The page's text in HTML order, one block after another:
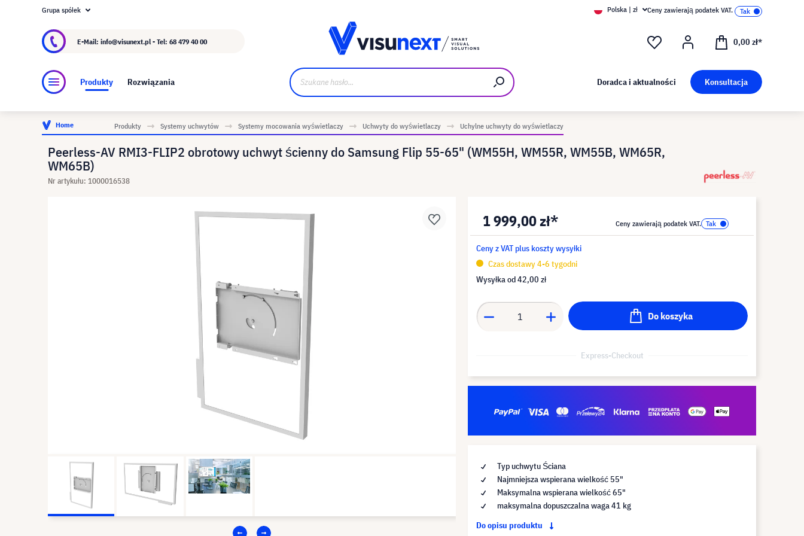
O visunext.pl
Grupa spółek Polska | zł Ceny zawierają podatek VAT.
E-Mail: info@visunext.pl - Tel: 68 479 40 00 0,00 zł*
Produkty Rozwiązania Doradca i aktualności Konsultacja
Home Produkty Systemy uchwytów Systemy mocowania wyświetlaczy Uchwyty do wyświetlaczy Uchylne uchwyty do wyświetlaczy
Peerless-AV RMI3-FLIP2 obrotowy uchwyt ścienny do Samsung Flip 55-65" (WM55H, WM55R, WM55B, WM65R,
WM65B)
Nr artykułu: 1000016538
1 999,00 zł* Ceny zawierają podatek VAT.
Ceny z VAT plus koszty wysyłki
Czas dostawy 4-6 tygodni
Wysyłka od42,00 zł
Do koszyka
Express-Checkout
Typ uchwytu Ściana
Najmniejsza wspierana wielkość 55"
Maksymalna wspierana wielkość 65"
maksymalna dopuszczalna waga 41 kg
Do opisu produktu